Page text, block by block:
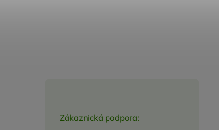
Zákaznická podpora: